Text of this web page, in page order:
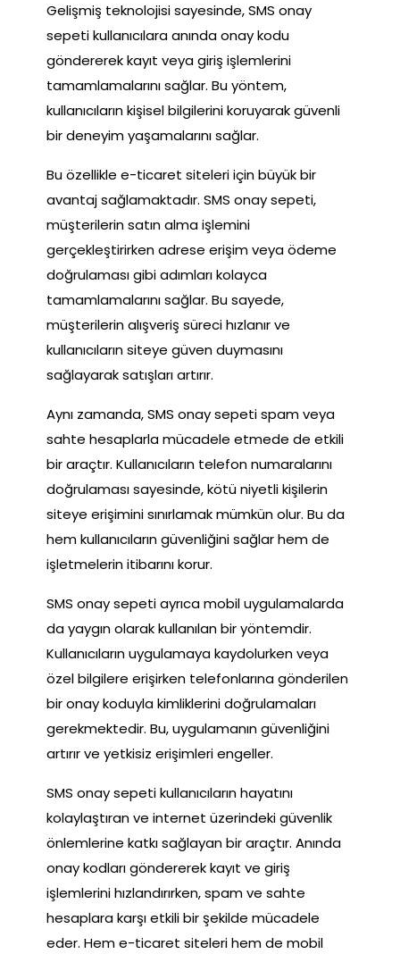
Gelişmiş teknolojisi sayesinde, SMS onay
sepeti kullanıcılara anında onay kodu
göndererek kayıt veya giriş işlemlerini
tamamlamalarını sağlar. Bu yöntem,
kullanıcıların kişisel bilgilerini koruyarak güvenli
bir deneyim yaşamalarını sağlar.
Bu özellikle e-ticaret siteleri için büyük bir
avantaj sağlamaktadır. SMS onay sepeti,
müşterilerin satın alma işlemini
gerçekleştirirken adrese erişim veya ödeme
doğrulaması gibi adımları kolayca
tamamlamalarını sağlar. Bu sayede,
müşterilerin alışveriş süreci hızlanır ve
kullanıcıların siteye güven duymasını
sağlayarak satışları artırır.
Aynı zamanda, SMS onay sepeti spam veya
sahte hesaplarla mücadele etmede de etkili
bir araçtır. Kullanıcıların telefon numaralarını
doğrulaması sayesinde, kötü niyetli kişilerin
siteye erişimini sınırlamak mümkün olur. Bu da
hem kullanıcıların güvenliğini sağlar hem de
işletmelerin itibarını korur.
SMS onay sepeti ayrıca mobil uygulamalarda
da yaygın olarak kullanılan bir yöntemdir.
Kullanıcıların uygulamaya kaydolurken veya
özel bilgilere erişirken telefonlarına gönderilen
bir onay koduyla kimliklerini doğrulamaları
gerekmektedir. Bu, uygulamanın güvenliğini
artırır ve yetkisiz erişimleri engeller.
SMS onay sepeti kullanıcıların hayatını
kolaylaştıran ve internet üzerindeki güvenlik
önlemlerine katkı sağlayan bir araçtır. Anında
onay kodları göndererek kayıt ve giriş
işlemlerini hızlandırırken, spam ve sahte
hesaplara karşı etkili bir şekilde mücadele
eder. Hem e-ticaret siteleri hem de mobil